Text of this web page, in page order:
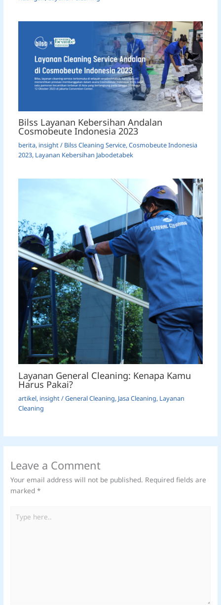
Bilss Layanan Kebersihan Andalan
Cosmobeute Indonesia 2023
berita, insight/ Bilss Cleaning Service,Cosmobeute Indonesia
2023, Layanan Kebersihan Jabodetabek
Layanan General Cleaning: Kenapa Kamu
Harus Pakai?
artikel, insight/General Cleaning, Jasa Cleaning, Layanan
Cleaning
Leave a Comment
Your email address will not be published. Required fields are
marked*
here..